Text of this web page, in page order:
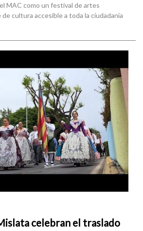
MAC como un festival de artes
cultura accesible a toda la ciudadanía
celebran el traslado